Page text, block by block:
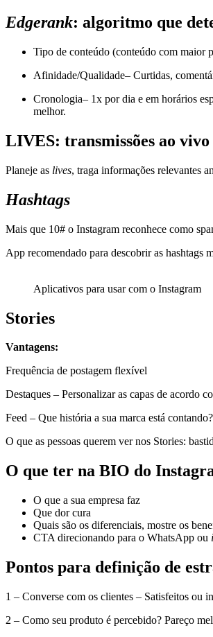
Edgerank: algoritmo que
Tipo de conteúdo (conteúdo com maior
Afinidade/Qualidade– Curtidas,
Cronologia– 1x por dia e em horários
melhor.
LIVES: transmissões ao vivo
Planeje as lives, traga informações relevantes
Hashtags
Mais que 10# o Instagram reconhece como
App recomendado para descobrir as hashtags
Aplicativos para usar com o Instagram
Stories
Vantagens:
Frequência de postagem flexível
Destaques – Personalizar as capas de acordo
Feed – Que história a sua marca está
O que as pessoas querem ver nos Stories:
O que ter na BIO do
O que a sua empresa faz
Que dor cura
Quais são os diferenciais, mostre os
CTA direcionando para o WhatsApp ou
Pontos para definição de
1 – Converse com os clientes – Satisfeitos ou
2 – Como seu produto é percebido? Pareço